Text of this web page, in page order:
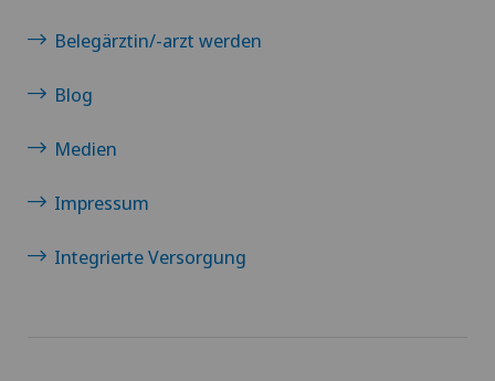
Belegärztin/-arzt werden
Blog
Medien
Impressum
Integrierte Versorgung